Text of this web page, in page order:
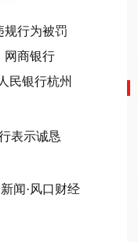
规行为被罚
网商银行
民银行杭州
表示诚恳
闻·风口财经